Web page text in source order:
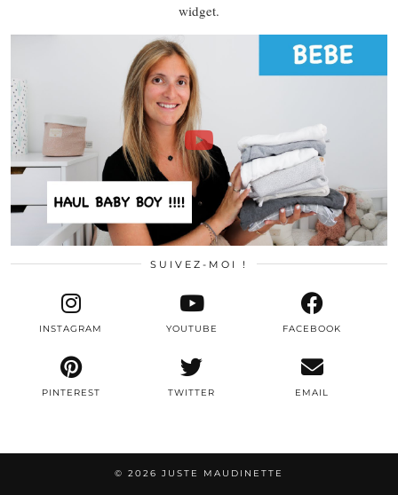
widget.
SUIVEZ-MOI !
TWITTER
INSTAGRAM FACEBOOK
PINTEREST
YOUTUBE
EMAIL
© 2026 JUSTE MAUDINETTE